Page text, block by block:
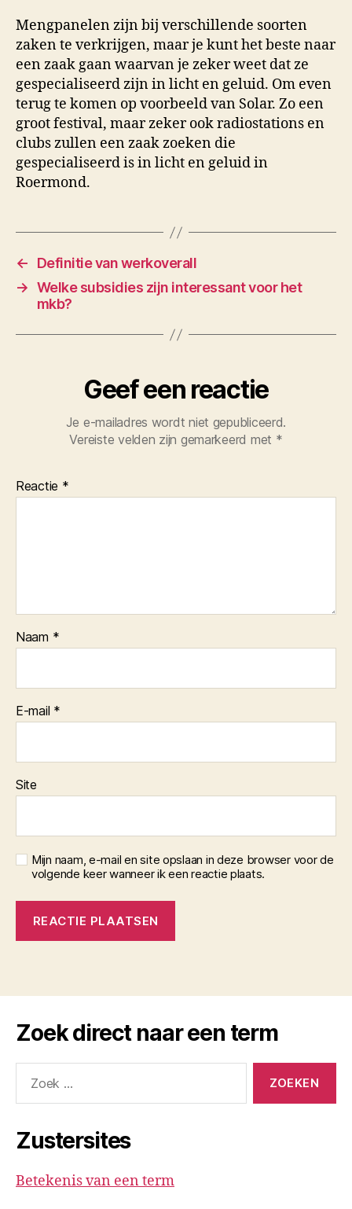
Mengpanelen zijn bij verschillende soorten
zaken te verkrijgen, maar je kunt het beste naar
een zaak gaan waarvan je zeker weet dat ze
gespecialiseerd zijn in licht en geluid. Om even
terug te komen op voorbeeld van Solar. Zo een
groot festival, maar zeker ook radiostations en
clubs zullen een zaak zoeken die
gespecialiseerd is in licht en geluid in
Roermond.
←
Definitie van werkoverall
→ Welke subsidies zijn interessant voor het
mkb?
Geef een reactie
Je e-mailadres wordt niet gepubliceerd.
Vereiste velden zijn gemarkeerd met *
Reactie *
Naam *
E-mail *
Site
Mijn naam, e-mail en site opslaan in deze browser voor de
volgende keer wanneer ik een reactie plaats.
Zoek direct naar een term
naar:
Zustersites
Betekenis van een term